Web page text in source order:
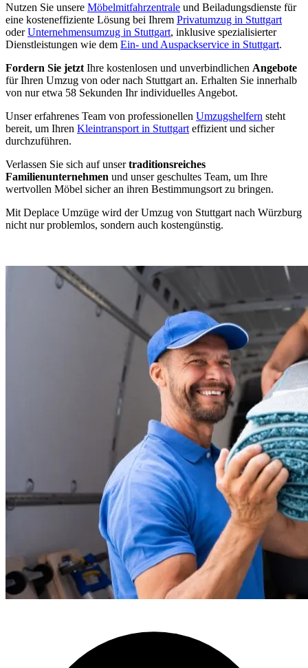
Nutzen Sie unsere Möbelmitfahrzentrale und Beiladungsdienste für
eine kosteneffiziente Lösung bei Ihrem Privatumzug in Stuttgart
oderUnternehmensumzug in Stuttgart, inklusive spezialisierter
Dienstleistungen wie dem Ein- und Auspackservice in Stuttgart.
Fordern Sie jetzt Ihre kostenlosen und unverbindlichen Angebote
für Ihren Umzug von oder nach Stuttgart an. Erhalten Sie innerhalb
von nur etwa 58 Sekunden Ihr individuelles Angebot.
Unser erfahrenes Team von professionellen Umzugshelfern steht
bereit, um Ihren Kleintransport in Stuttgart effizient und sicher
durchzuführen.
Verlassen Sie sich auf unsertraditionsreiches
Familienunternehmen und unser geschultes Team, um Ihre
wertvollen Möbel sicher an ihren Bestimmungsort zu bringen.
Mit Deplace Umzüge wird der Umzug von Stuttgart nach Würzburg
nicht nur problemlos, sondern auch kostengünstig.